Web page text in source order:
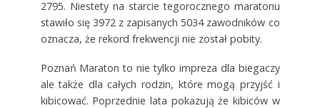
2795. Niestety na starcie tegorocznego maratonu
stawiło się 3972 z zapisanych 5034 zawodników co
oznacza, że rekord frekwencji nie został pobity.
Poznań Maraton to nie tylko impreza dla biegaczy
ale także dla całych rodzin, które mogą przyjść i
kibicować. Poprzednie lata pokazują że kibiców w